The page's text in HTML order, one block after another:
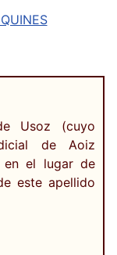
Usoz (cuyo
de Aoiz
en el lugar de
este apellido